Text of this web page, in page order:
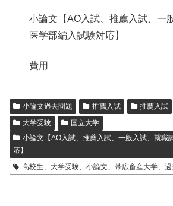
小論文【AO入試、推薦入試、一
医学部編入試験対応】
費用
小論文過去問題 推薦入試 推薦入試
大学受験
国立大学
小論文【AO入試、推薦入試、一般入試、就職
応】
高校生、大学受験、小論文、帯広畜産大学、過